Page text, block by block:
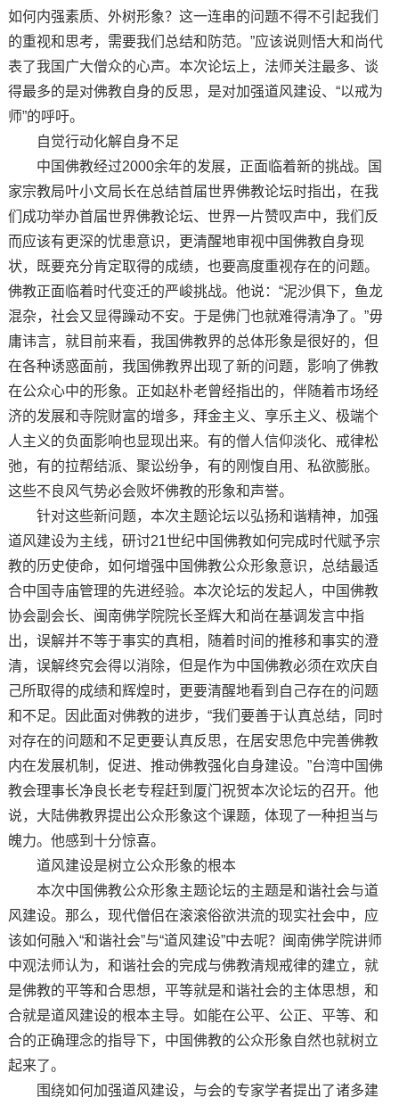
如何内强素质、外树形象？这一连串的问题不得不引起我们
的重视和思考，需要我们总结和防范。”应该说则悟大和尚代
表了我国广大僧众的心声。本次论坛上，法师关注最多、谈
得最多的是对佛教自身的反思，是对加强道风建设、“以戒为
师”的呼吁。
自觉行动化解自身不足
中国佛教经过2000余年的发展，正面临着新的挑战。国
家宗教局叶小文局长在总结首届世界佛教论坛时指出，在我
们成功举办首届世界佛教论坛、世界一片赞叹声中，我们反
而应该有更深的忧患意识，更清醒地审视中国佛教自身现
状，既要充分肯定取得的成绩，也要高度重视存在的问题。
佛教正面临着时代变迁的严峻挑战。他说：“泥沙俱下，鱼龙
混杂，社会又显得躁动不安。于是佛门也就难得清净了。”毋
庸讳言，就目前来看，我国佛教界的总体形象是很好的，但
在各种诱惑面前，我国佛教界出现了新的问题，影响了佛教
在公众心中的形象。正如赵朴老曾经指出的，伴随着市场经
济的发展和寺院财富的增多，拜金主义、享乐主义、极端个
人主义的负面影响也显现出来。有的僧人信仰淡化、戒律松
弛，有的拉帮结派、聚讼纷争，有的刚愎自用、私欲膨胀。
这些不良风气势必会败坏佛教的形象和声誉。
针对这些新问题，本次主题论坛以弘扬和谐精神，加强
道风建设为主线，研讨21世纪中国佛教如何完成时代赋予宗
教的历史使命，如何增强中国佛教公众形象意识，总结最适
合中国寺庙管理的先进经验。本次论坛的发起人，中国佛教
协会副会长、闽南佛学院院长圣辉大和尚在基调发言中指
出，误解并不等于事实的真相，随着时间的推移和事实的澄
清，误解终究会得以消除，但是作为中国佛教必须在欢庆自
己所取得的成绩和辉煌时，更要清醒地看到自己存在的问题
和不足。因此面对佛教的进步，“我们要善于认真总结，同时
对存在的问题和不足更要认真反思，在居安思危中完善佛教
内在发展机制，促进、推动佛教强化自身建设。”台湾中国佛
教会理事长净良长老专程赶到厦门祝贺本次论坛的召开。他
说，大陆佛教界提出公众形象这个课题，体现了一种担当与
魄力。他感到十分惊喜。
道风建设是树立公众形象的根本
本次中国佛教公众形象主题论坛的主题是和谐社会与道
风建设。那么，现代僧侣在滚滚俗欲洪流的现实社会中，应
该如何融入“和谐社会”与“道风建设”中去呢？闽南佛学院讲师
中观法师认为，和谐社会的完成与佛教清规戒律的建立，就
是佛教的平等和合思想，平等就是和谐社会的主体思想，和
合就是道风建设的根本主导。如能在公平、公正、平等、和
合的正确理念的指导下，中国佛教的公众形象自然也就树立
起来了。
围绕如何加强道风建设，与会的专家学者提出了诸多建